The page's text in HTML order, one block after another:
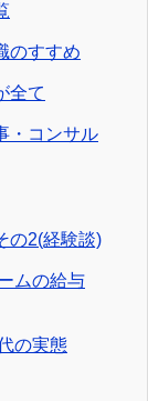
のすすめ
全て
・コンサル
の2(経験談)
ムの給与
の実態